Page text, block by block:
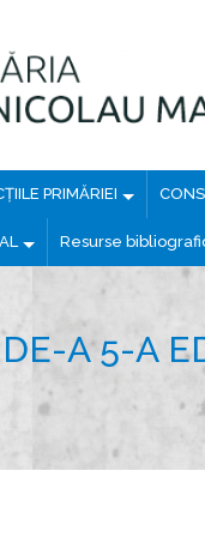
PRIMĂRIEI
Resurse
A 5-A